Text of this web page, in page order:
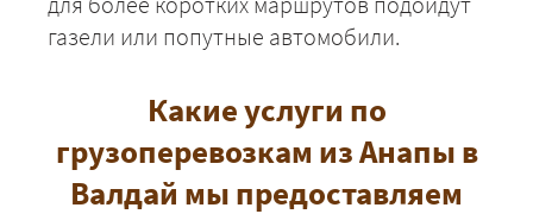
газели или попутные автомобили.
Какие услуги по
грузоперевозкам из Анапы в
Валдай мы предоставляем